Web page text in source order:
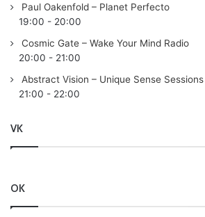
09 37:50 UUFO & Amber Revival – The
10 42:20 Lost Frequencies & The
11 46:25 ID – ID
Понравился выпуск?
Paul Oakenfold – Planet Perfecto
19:00 - 20:00
Cosmic Gate – Wake Your Mind Radio
20:00 - 21:00
Abstract Vision – Unique Sense Sessions
21:00 - 22:00
VK
OK